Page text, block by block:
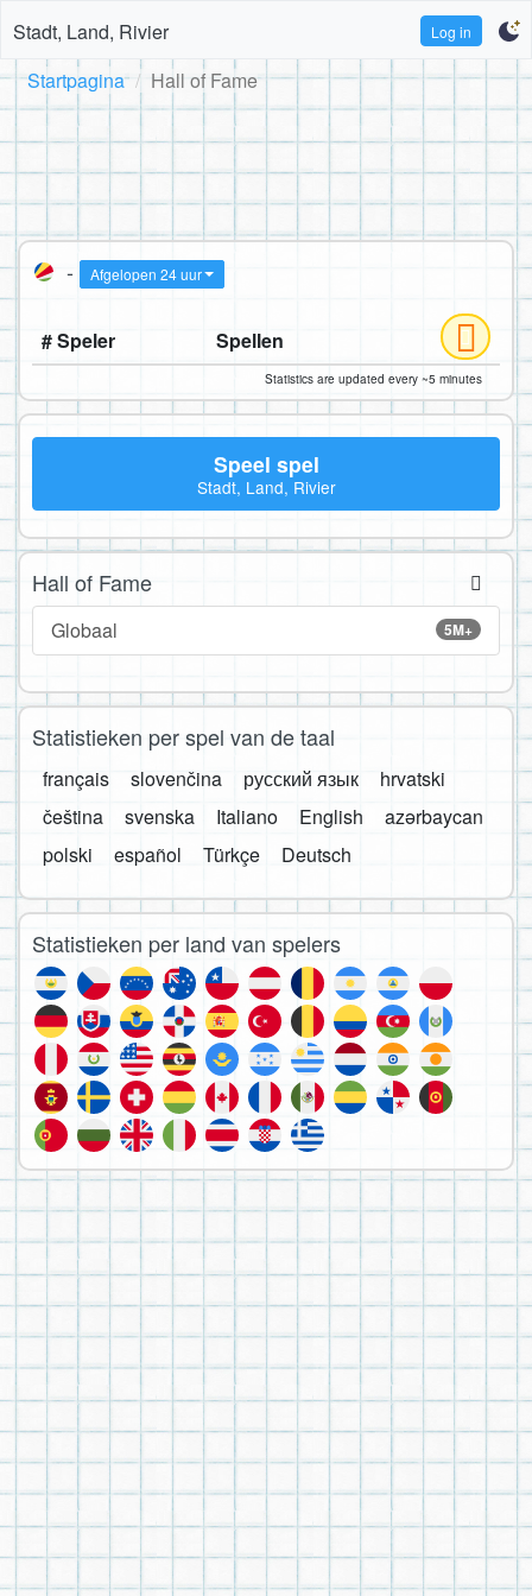
Stadt, Land, Rivier Log in
Startpagina Hall of Fame
- Afgelopen 24 uur
# Speler Spellen
Statistics are updated every ~5 minutes
Speel spel
Stadt, Land, Rivier
Hall of Fame
5M+
Globaal
Statistieken per spel van de taal
français slovenčina русский язык
hrvatski
čeština
svenska Italiano English
azərbaycan
polski
español Türkçe Deutsch
Statistieken per land van spelers